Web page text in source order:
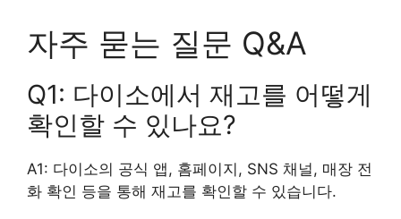
자주 묻는 질문 Q&A
Q1: 다이소에서 재고를 어떻게
확인할 수 있나요?
A1: 다이소의 공식 앱, 홈페이지, SNS 채널, 매장 전
화 확인 등을 통해 재고를 확인할 수 있습니다.